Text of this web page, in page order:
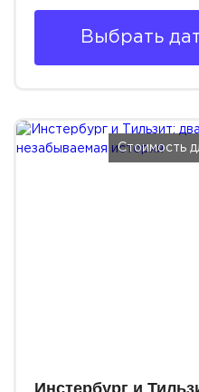
Выбрать
Инстербург и
Стоимость